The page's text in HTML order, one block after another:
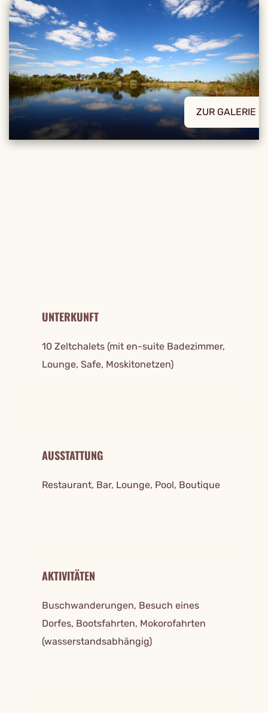
ZUR GALERIE
UNTERKUNFT
10 Zeltchalets (mit en-suite Badezimmer,
Lounge, Safe, Moskitonetzen)
AUSSTATTUNG
Restaurant, Bar, Lounge, Pool, Boutique
AKTIVITÄTEN
Buschwanderungen, Besuch eines
Dorfes, Bootsfahrten, Mokorofahrten
(wasserstandsabhängig)